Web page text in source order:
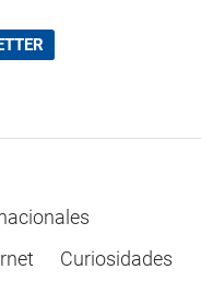
Curiosidades